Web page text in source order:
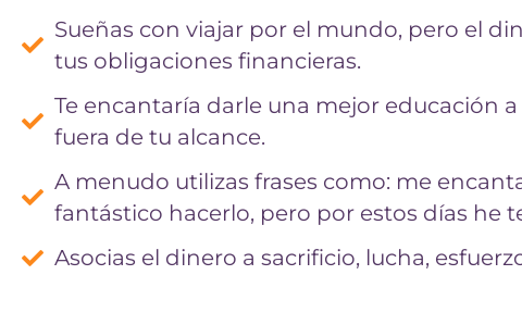
Sueñas con viajar por el mundo, pero el
tus obligaciones financieras.
Te encantaría darle una mejor educación
fuera de tu alcance.
A menudo utilizas frases como: me
fantástico hacerlo, pero por estos días he
Asocias el dinero a sacrificio, lucha,